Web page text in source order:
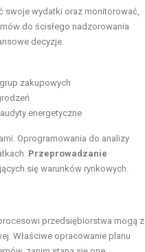
swoje wydatki oraz monitorować,
do ścisłego nadzorowania
decyzje.
zakupowych
energetyczne
Oprogramowania do analizy
Przeprowadzanie
się warunków rynkowych.
przedsiębiorstwa mogą z
Właściwe opracowanie planu